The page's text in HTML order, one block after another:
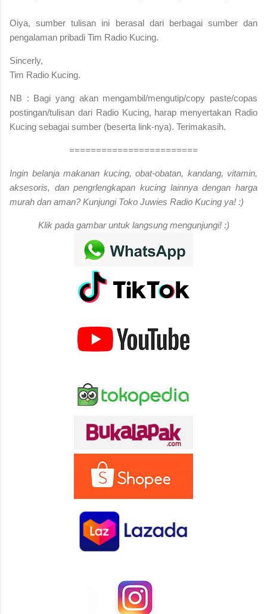
Oiya, sumber tulisan ini berasal dari berbagai sumber dan
pengalaman pribadi Tim Radio Kucing.
Sincerly,
Tim Radio Kucing.
NB : Bagi yang akan mengambil/mengutip/copy paste/copas
postingan/tulisan dari Radio Kucing, harap menyertakan Radio
Kucing sebagai sumber (beserta link-nya). Terimakasih.
========================
Ingin belanja makanan kucing, obat-obatan, kandang, vitamin,
aksesoris, dan pengrlengkapan kucing lainnya dengan harga
murah dan aman? Kunjungi Toko Juwies Radio Kucing ya! :)
Klik pada gambar untuk langsung mengunjungi! :)